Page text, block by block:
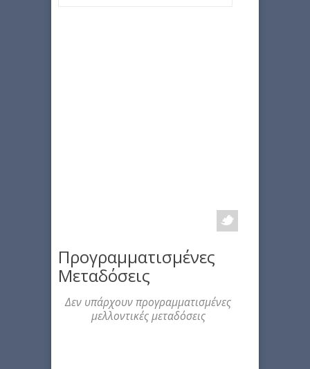
Προγραμματισμένες
Μεταδόσεις
Δεν υπάρχουν προγραμματισμένες
μελλοντικές μεταδόσεις